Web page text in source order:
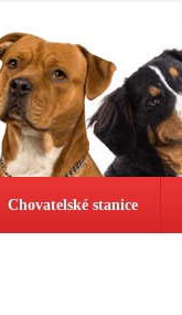
Chovatelské stanice